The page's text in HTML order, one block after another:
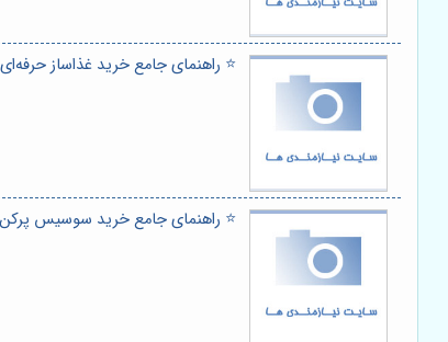
⭐️ راهنمای جامع خرید غذاساز
⭐️ راهنمای جامع خرید سوسیس پرکن